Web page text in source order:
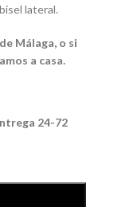
lateral.
Málaga, o si
a casa.
24-72